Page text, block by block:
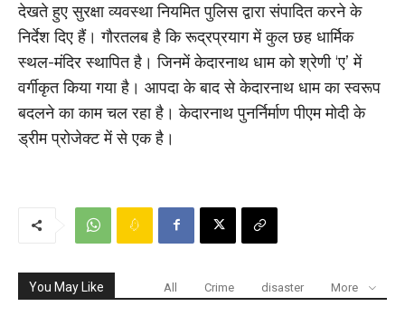
देखते हुए सुरक्षा व्यवस्था नियमित पुलिस द्वारा संपादित करने के
निर्देश दिए हैं। गौरतलब है कि रूद्रप्रयाग में कुल छह धार्मिक
स्थल-मंदिर स्थापित है। जिनमें केदारनाथ धाम को श्रेणी ‘ए’ में
वर्गीकृत किया गया है। आपदा के बाद से केदारनाथ धाम का स्वरूप
बदलने का काम चल रहा है। केदारनाथ पुनर्निर्माण पीएम मोदी के
ड्रीम प्रोजेक्ट में से एक है।
You May Like All Crime disaster More